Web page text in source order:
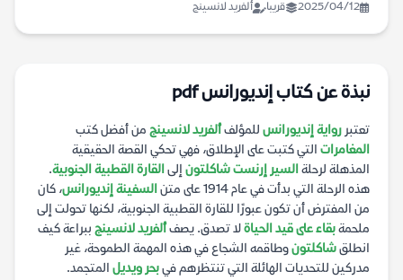
2025/04/12 قريبا ألفريد لانسينج
نبذة عن كتاب إنديورانس pdf
تعتبر رواية إنديورانس للمؤلفألفريد لانسينج من أفضل كتب
المغامرات التي كتبت على الإطلاق، فهي تحكي القصة الحقيقية
المذهلة لرحلةالسير إرنست شاكلتون إلىالقارة القطبية الجنوبية.
هذه الرحلة التي بدأت في عام 1914 على متن
السفينة إنديورانس، كان
من المفترض أن تكون عبورًا للقارة القطبية الجنوبية، لكنها تحولت إلى
ملحمةبقاء على قيد الحياةلا تصدق. يصفألفريد لانسينج ببراعة كيف
انطلقشاكلتونوطاقمه الشجاع في هذه المهمة الطموحة، غير
مدركين للتحديات الهائلة التي تنتظرهم فيبحر ويديل المتجمد.